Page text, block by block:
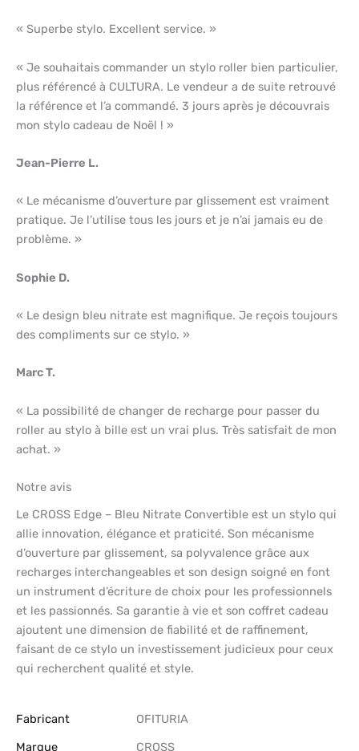
« Superbe stylo. Excellent service. »
« Je souhaitais commander un stylo roller bien particulier,
plus référencé à CULTURA. Le vendeur a de suite retrouvé
la référence et l’a commandé. 3 jours après je découvrais
mon stylo cadeau de Noël ! »
Jean-Pierre L.
« Le mécanisme d’ouverture par glissement est vraiment
pratique. Je l’utilise tous les jours et je n’ai jamais eu de
problème. »
Sophie D.
« Le design bleu nitrate est magnifique. Je reçois toujours
des compliments sur ce stylo. »
Marc T.
« La possibilité de changer de recharge pour passer du
roller au stylo à bille est un vrai plus. Très satisfait de mon
achat. »
Notre avis
Le CROSS Edge – Bleu Nitrate Convertible est un stylo qui
allie innovation, élégance et praticité. Son mécanisme
d’ouverture par glissement, sa polyvalence grâce aux
recharges interchangeables et son design soigné en font
un instrument d’écriture de choix pour les professionnels
et les passionnés. Sa garantie à vie et son coffret cadeau
ajoutent une dimension de fiabilité et de raffinement,
faisant de ce stylo un investissement judicieux pour ceux
qui recherchent qualité et style.
Fabricant
‎OFITURIA
Marque
‎CROSS